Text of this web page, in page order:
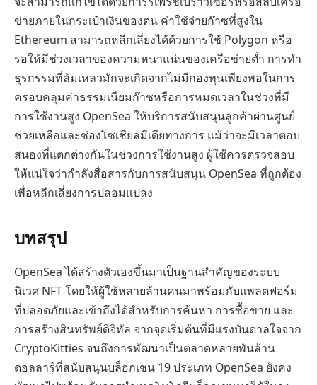
ข่ายภายในกระเป๋าเงินของตน ค่าใช้จ่ายก๊าซที่สูงใน
Ethereum สามารถหลีกเลี่ยงได้ด้วยการใช้ Polygon หรือ
รอให้มีช่วงเวลาของความหนาแน่นของเครือข่ายต่ำ การทำ
ธุรกรรมที่ล้มเหลวมักจะเกิดจากไม่มีกองทุนเพียงพอในการ
ครอบคลุมค่าธรรมเนียมก๊าซหรือการหมดเวลาในช่วงที่มี
การใช้งานสูง OpenSea ให้บริการสนับสนุนลูกค้าผ่านศูนย์
ช่วยเหลือและช่องโซเชียลมีเดียทางการ แม้ว่าจะมีเวลาตอบ
สนองที่แตกต่างกันในช่วงการใช้งานสูง ผู้ใช้ควรตรวจสอบ
ให้แน่ใจว่ากำลังสื่อสารกับการสนับสนุน OpenSea ที่ถูกต้อง
เพื่อหลีกเลี่ยงการปลอมแปลง
บทสรุป
OpenSea ได้สร้างตัวเองขึ้นมาเป็นฐานสำคัญของระบบ
นิเวศ NFT โดยให้ผู้ใช้หลายล้านคนมาพร้อมกับแพลตฟอร์ม
ที่ปลอดภัยและเข้าถึงได้สำหรับการค้นหา การซื้อขาย และ
การสร้างสินทรัพย์ดิจิทัล จากจุดเริ่มต้นที่มีแรงบันดาลใจจาก
CryptoKitties จนถึงการพัฒนาเป็นตลาดหลายพันล้าน
ดอลลาร์ที่สนับสนุนบล็อกเชน 19 ประเภท OpenSea ยังคง